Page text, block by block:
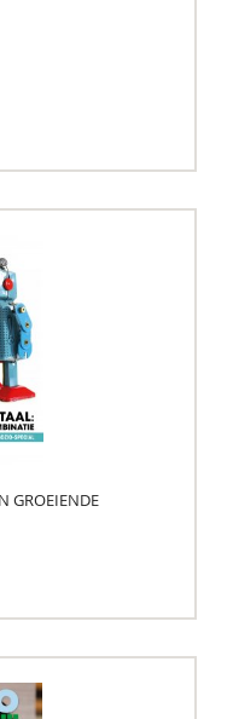
GROEIENDE